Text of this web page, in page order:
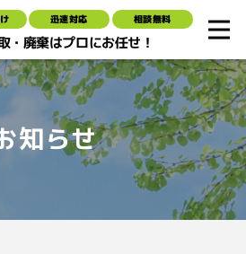
迅速対応 相談無料
・廃棄はプロにお任せ！
知らせ